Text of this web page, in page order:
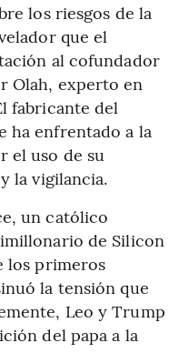
los riesgos de la
que el
al cofundador
Olah, experto en
fabricante del
ha enfrentado a la
el uso de su
la vigilancia.
un católico
de Silicon
los primeros
la tensión que
Leo y Trump
del papa a la